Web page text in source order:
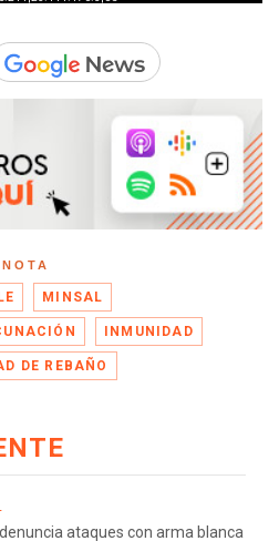
MINSAL
INMUNIDAD
DE REBAÑO
ataques con arma blanca